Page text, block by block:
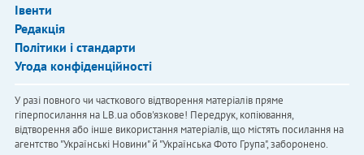
Івенти
Редакція
Політики і стандарти
Угода конфіденційності
У разі повного чи часткового відтворення матеріалів пряме
гіперпосилання на LB.ua обов'язкове! Передрук, копіювання,
відтворення або інше використання матеріалів, що містять посилання на
агентство "Українськi Новини" й "Українська Фото Група", заборонено.